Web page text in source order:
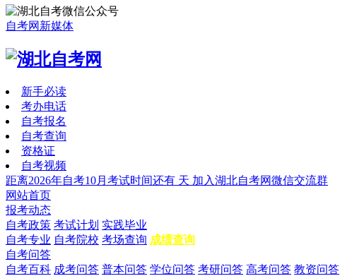
自考网新媒体
新手必读
考办电话
自考报名
自考查询
资格证
自考视频
距离2026年自考10月考试时间还有 天 加入湖北自考网微信交流群
网站首页
报考动态
自考政策 考试计划 实践毕业
自考专业 自考院校 考场查询 成绩查询
自考问答
自考百科 成考问答 普本问答 学位问答 考研问答 高考问答 教资问答